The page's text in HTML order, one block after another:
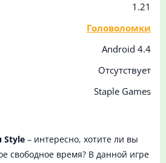
1.21
Головоломки
Android 4.4
Отсутствует
Staple Games
Style – интересно, хотите ли вы
свободное время? В данной игре